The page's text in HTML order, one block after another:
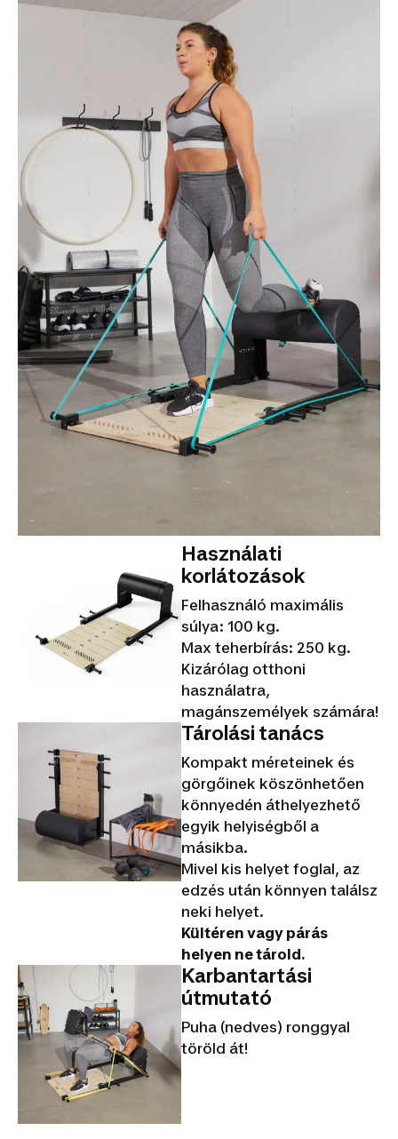
Használati
korlátozások
Felhasználó maximális
súlya: 100 kg.
Max teherbírás: 250 kg.
Kizárólag otthoni
használatra,
magánszemélyek számára!
Tárolási tanács
Kompakt méreteinek és
görgőinek köszönhetően
könnyedén áthelyezhető
egyik helyiségből a
másikba.
Mivel kis helyet foglal, az
edzés után könnyen találsz
neki helyet.
Kültéren vagy párás
helyen ne tárold.
Karbantartási
útmutató
Puha (nedves) ronggyal
töröld át!